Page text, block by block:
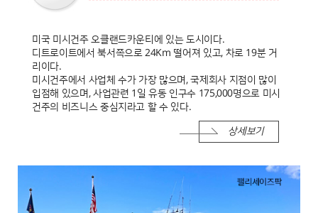
미국 미시건주 오클랜드카운티에 있는 도시이다.
디트로이트에서 북서쪽으로 24Km 떨어져 있고, 차로 19분 거
리이다.
미시건주에서 사업체 수가 가장 많으며, 국제회사 지점이 많이
입점해 있으며, 사업관련 1일 유동 인구수 175,000명으로 미시
건주의 비즈니스 중심지라고 할 수 있다.
상세보기